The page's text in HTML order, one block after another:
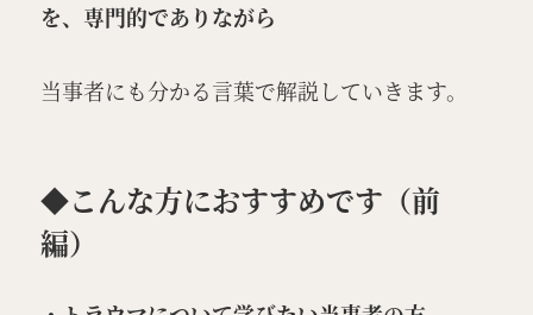
を、専門的でありながら
当事者にも分かる言葉で解説していきます。
◆こんな方におすすめです（前
編）